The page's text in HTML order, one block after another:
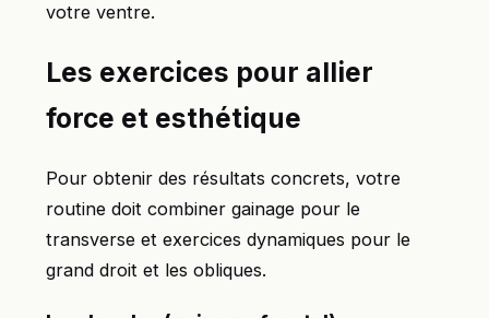
votre ventre.
Les exercices pour allier
force et esthétique
Pour obtenir des résultats concrets, votre
routine doit combiner gainage pour le
transverse et exercices dynamiques pour le
grand droit et les obliques.